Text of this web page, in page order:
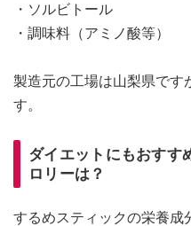
・ソルビトール
・調味料（アミノ酸等）
製造元の工場は山梨県です
す。
ダイエットにもおすす
ロリーは？
するめスティックの栄養成